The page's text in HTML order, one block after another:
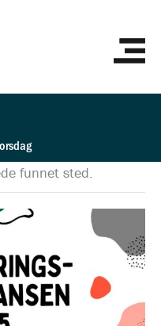
funnet sted.